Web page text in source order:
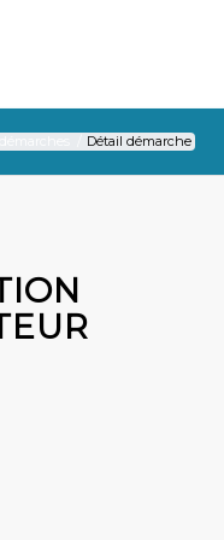
Détail démarche